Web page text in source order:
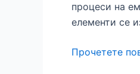
процеси на
елементи се
Пръчка
Прочетете